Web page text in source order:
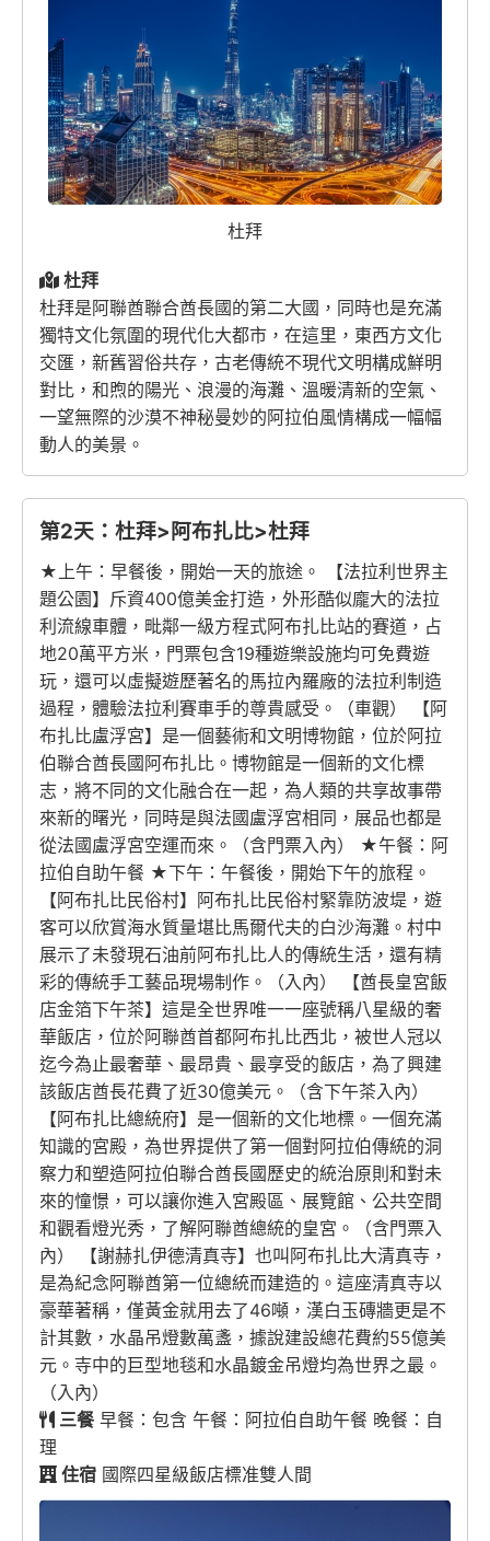
杜拜
杜拜
杜拜是阿聯酋聯合酋長國的第二大國，同時也是充滿
獨特文化氛圍的現代化大都市，在這里，東西方文化
交匯，新舊習俗共存，古老傳統不現代文明構成鮮明
對比，和煦的陽光、浪漫的海灘、溫暖清新的空氣、
一望無際的沙漠不神秘曼妙的阿拉伯風情構成一幅幅
動人的美景。
第2天：杜拜>阿布扎比>杜拜
★上午：早餐後，開始一天的旅途。 【法拉利世界主
題公園】斥資400億美金打造，外形酷似龐大的法拉
利流線車體，毗鄰一級方程式阿布扎比站的賽道，占
地20萬平方米，門票包含19種遊樂設施均可免費遊
玩，還可以虛擬遊歷著名的馬拉內羅廠的法拉利制造
過程，體驗法拉利賽車手的尊貴感受。（車觀） 【阿
布扎比盧浮宮】是一個藝術和文明博物館，位於阿拉
伯聯合酋長國阿布扎比。博物館是一個新的文化標
志，將不同的文化融合在一起，為人類的共享故事帶
來新的曙光，同時是與法國盧浮宮相同，展品也都是
從法國盧浮宮空運而來。（含門票入內） ★午餐：阿
拉伯自助午餐 ★下午：午餐後，開始下午的旅程。
【阿布扎比民俗村】阿布扎比民俗村緊靠防波堤，遊
客可以欣賞海水質量堪比馬爾代夫的白沙海灘。村中
展示了未發現石油前阿布扎比人的傳統生活，還有精
彩的傳統手工藝品現場制作。（入內） 【酋長皇宮飯
店金箔下午茶】這是全世界唯一一座號稱八星級的奢
華飯店，位於阿聯酋首都阿布扎比西北，被世人冠以
迄今為止最奢華、最昂貴、最享受的飯店，為了興建
該飯店酋長花費了近30億美元。（含下午茶入內）
【阿布扎比總統府】是一個新的文化地標。一個充滿
知識的宮殿，為世界提供了第一個對阿拉伯傳統的洞
察力和塑造阿拉伯聯合酋長國歷史的統治原則和對未
來的憧憬，可以讓你進入宮殿區、展覽館、公共空間
和觀看燈光秀，了解阿聯酋總統的皇宮。（含門票入
內） 【謝赫扎伊德清真寺】也叫阿布扎比大清真寺，
是為紀念阿聯酋第一位總統而建造的。這座清真寺以
豪華著稱，僅黃金就用去了46噸，漢白玉磚牆更是不
計其數，水晶吊燈數萬盞，據說建設總花費約55億美
元。寺中的巨型地毯和水晶鍍金吊燈均為世界之最。
（入內）
三餐早餐：包含 午餐：阿拉伯自助午餐 晚餐：自
理
住宿 國際四星級飯店標准雙人間